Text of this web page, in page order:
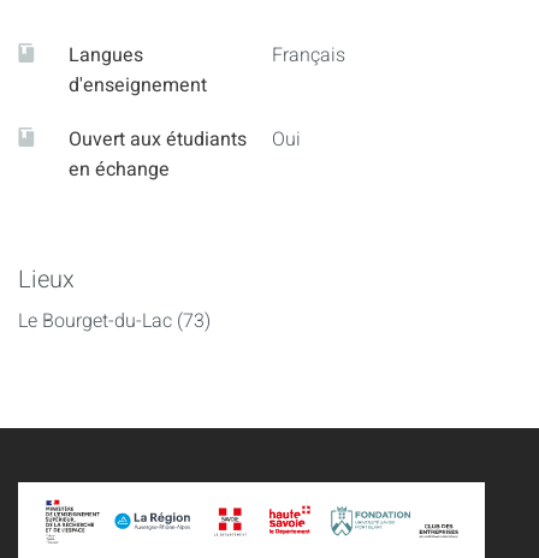
Langues
d'enseignement
Français
Ouvert aux étudiants
en échange
Oui
Lieux
Le Bourget-du-Lac (73)